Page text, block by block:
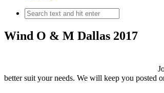
Wind O & M Dallas 2017
better suit your needs. We will keep you posted